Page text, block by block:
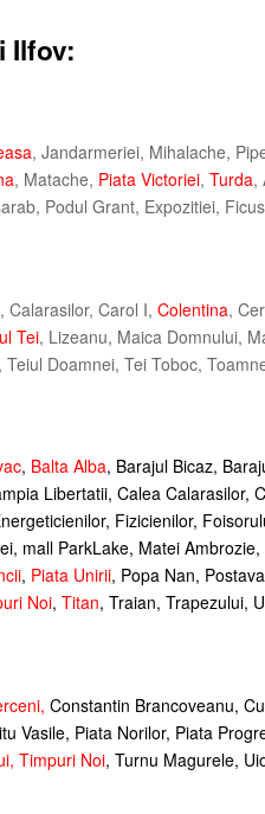
Ilfov:
, Jandarmeriei, Mihalache,
, Matache, Piata Victoriei, Turda,
Podul Grant, Expozitiei,
Calarasilor, Carol I, Colentina,
Tei, Lizeanu, Maica Domnului,
Doamnei, Tei Toboc,
, Balta Alba, Barajul Bicaz,
Libertatii, Calea
Fizicienilor,
mall ParkLake, Matei
, Piata Unirii, Popa Nan,
Noi, Titan, Traian, Trapezului,
, Constantin Brancoveanu,
Vasile, Piata Norilor, Piata
, Timpuri Noi, Turnu Magurele,